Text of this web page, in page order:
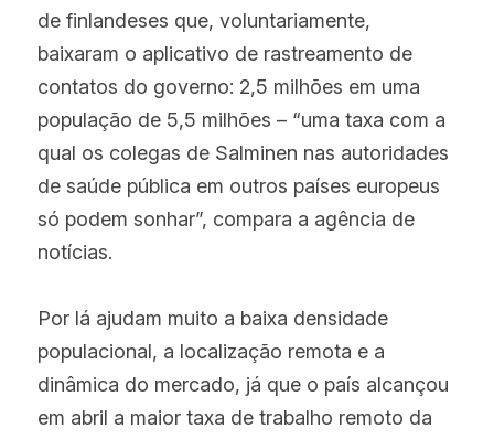
de finlandeses que, voluntariamente,
baixaram o aplicativo de rastreamento de
contatos do governo: 2,5 milhões em uma
população de 5,5 milhões – “uma taxa com a
qual os colegas de Salminen nas autoridades
de saúde pública em outros países europeus
só podem sonhar”, compara a agência de
notícias.
Por lá ajudam muito a baixa densidade
populacional, a localização remota e a
dinâmica do mercado, já que o país alcançou
em abril a maior taxa de trabalho remoto da